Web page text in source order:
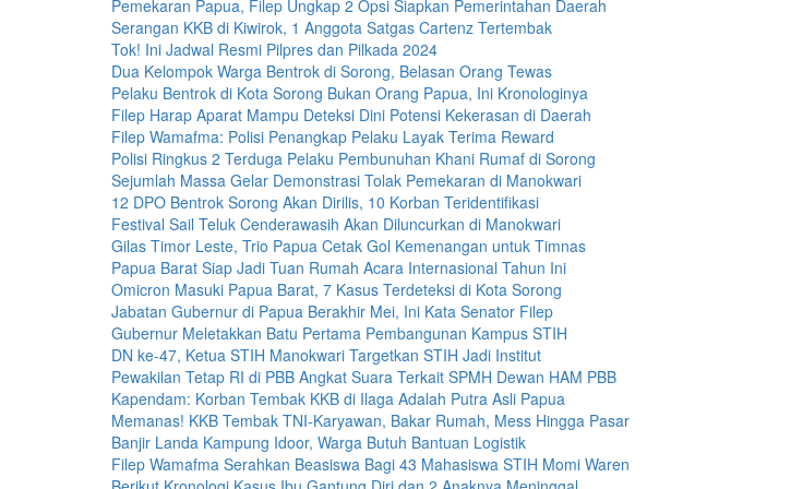
Pemekaran Papua, Filep Ungkap 2 Opsi Siapkan Pemerintahan Daerah
Serangan KKB di Kiwirok, 1 Anggota Satgas Cartenz Tertembak
Tok! Ini Jadwal Resmi Pilpres dan Pilkada 2024
Dua Kelompok Warga Bentrok di Sorong, Belasan Orang Tewas
Pelaku Bentrok di Kota Sorong Bukan Orang Papua, Ini Kronologinya
Filep Harap Aparat Mampu Deteksi Dini Potensi Kekerasan di Daerah
Filep Wamafma: Polisi Penangkap Pelaku Layak Terima Reward
Polisi Ringkus 2 Terduga Pelaku Pembunuhan Khani Rumaf di Sorong
Sejumlah Massa Gelar Demonstrasi Tolak Pemekaran di Manokwari
12 DPO Bentrok Sorong Akan Dirilis, 10 Korban Teridentifikasi
Festival Sail Teluk Cenderawasih Akan Diluncurkan di Manokwari
Gilas Timor Leste, Trio Papua Cetak Gol Kemenangan untuk Timnas
Papua Barat Siap Jadi Tuan Rumah Acara Internasional Tahun Ini
Omicron Masuki Papua Barat, 7 Kasus Terdeteksi di Kota Sorong
Jabatan Gubernur di Papua Berakhir Mei, Ini Kata Senator Filep
Gubernur Meletakkan Batu Pertama Pembangunan Kampus STIH
DN ke-47, Ketua STIH Manokwari Targetkan STIH Jadi Institut
Pewakilan Tetap RI di PBB Angkat Suara Terkait SPMH Dewan HAM PBB
Kapendam: Korban Tembak KKB di Ilaga Adalah Putra Asli Papua
Memanas! KKB Tembak TNI-Karyawan, Bakar Rumah, Mess Hingga Pasar
Banjir Landa Kampung Idoor, Warga Butuh Bantuan Logistik
Filep Wamafma Serahkan Beasiswa Bagi 43 Mahasiswa STIH Momi Waren